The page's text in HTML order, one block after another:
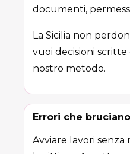
documenti,
La Sicilia non
vuoi decisioni scritte
nostro metodo.
Errori che
Avviare lavori senza